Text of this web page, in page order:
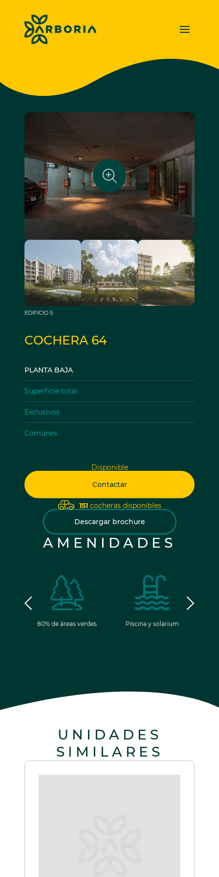
EDIFICIO 5
COCHERA 64
PLANTA BAJA
Superficie total
Exclusivos
Comunes
Disponible
Contactar
151cocheras disponibles
Descargar brochure
AMENIDADES
80% de áreas verdes Piscina y solárium
UNIDADES
SIMILARES